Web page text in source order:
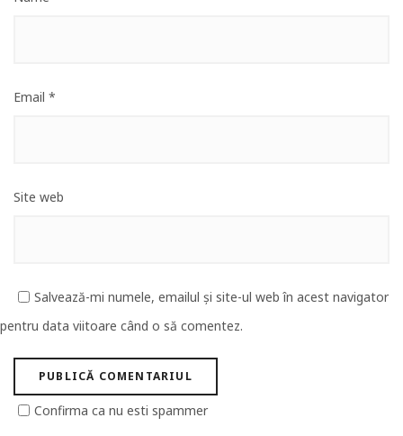
Email *
Site web
Salvează-mi numele, emailul și site-ul web în acest navigator
pentru data viitoare când o să comentez.
Confirma ca nu esti spammer